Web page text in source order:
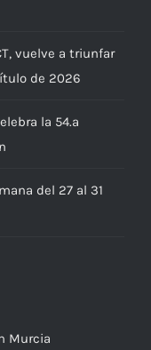
vuelve a triunfar
de 2026
la 54.ª
del 27 al 31
Murcia